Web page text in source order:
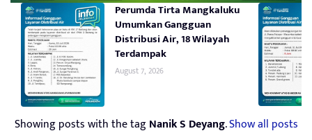
Perumda Tirta Mangkaluku
Umumkan Gangguan
Distribusi Air, 18 Wilayah
Terdampak
August 7, 2026
Showing posts with the tagNanik S Deyang.Show all posts